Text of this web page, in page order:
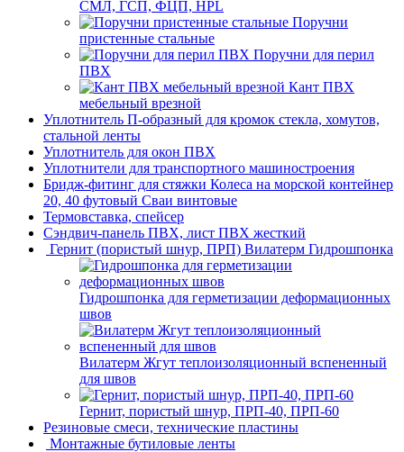
СМЛ, ГСП, ФЦП, HPL
Поручни
пристенные стальные
Поручни для перил
ПВХ
Кант ПВХ
мебельный врезной
Уплотнитель П-образный для кромок стекла, хомутов,
стальной ленты
Уплотнитель для окон ПВХ
Уплотнители для транспортного машиностроения
Бридж-фитинг для стяжки Колеса на морской контейнер
20, 40 футовый Сваи винтовые
Термовставка, спейсер
Сэндвич-панель ПВХ, лист ПВХ жесткий
Гернит (пористый шнур, ПРП) Вилатерм Гидрошпонка
Гидрошпонка для герметизации деформационных
швов
Вилатерм Жгут теплоизоляционный вспененный
для швов
Гернит, пористый шнур, ПРП-40, ПРП-60
Резиновые смеси, технические пластины
Монтажные бутиловые ленты